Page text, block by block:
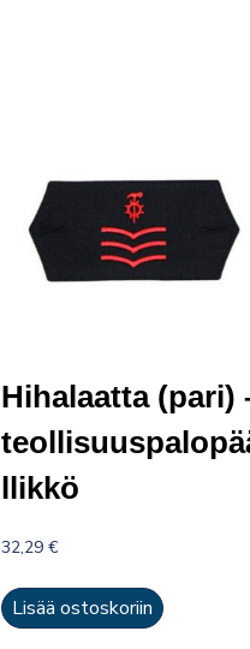
Hihalaatta (pari)
llikkö
32,29 €
Lisää ostoskoriin